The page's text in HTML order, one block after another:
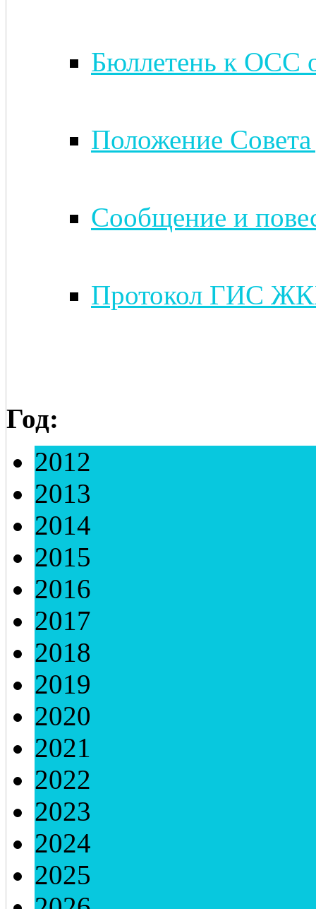
Бюллетень к ОСС
Положение
Сообщение и
Протокол ГИС
Год:
2012
2013
2014
2015
2016
2017
2018
2019
2020
2021
2022
2023
2024
2025